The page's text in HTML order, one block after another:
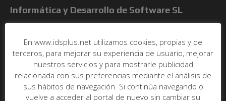
Informática y Desarrollo de Software SL
46021 - Valencia
Abrir en maps
Tel: 96 393 00 20
E-mail: info@idsplus.net
En www.idsplus.net utilizamos cookies, propias y de
terceros, para mejorar su experiencia de usuario, mejorar
nuestros servicios y para mostrarle publicidad
relacionada con sus preferencias mediante el análisis de
sus hábitos de navegación. Si continúa navegando o
vuelve a acceder al portal de nuevo sin cambiar su